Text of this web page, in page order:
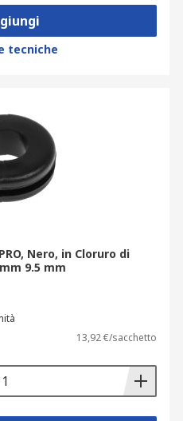
tecniche
Nero, in Cloruro di
9.5 mm
13,92 €/sacchetto